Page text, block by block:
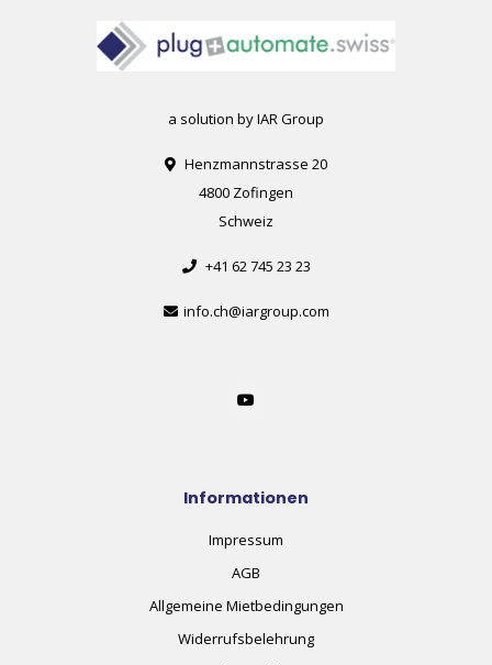
a solution by IAR Group
Henzmannstrasse 20
4800 Zofingen
Schweiz
+41 62 745 23 23
info.ch@iargroup.com
Informationen
Impressum
AGB
Allgemeine Mietbedingungen
Widerrufsbelehrung